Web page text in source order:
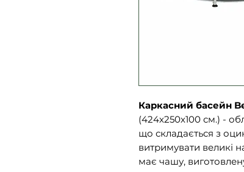
Каркасний басейн
(424х250х100 см.) -
що складається з
витримувати великі
має чашу,